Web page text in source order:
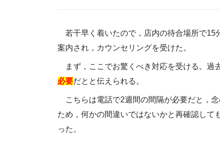
若干早く着いたので，店内の待合場所で
案内され，カウンセリングを受けた。
まず，ここでお驚くべき対応を受ける。過
必要だとと伝えられる。
こちらは電話で2週間の間隔が必要だと，
ため，何かの間違いではないかと再確認して
った。